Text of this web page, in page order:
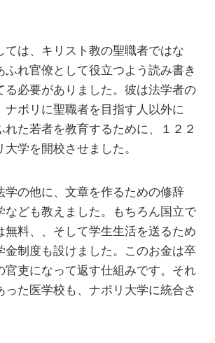
ては、キリスト教の聖職者ではな
ふれ官僚として役立つよう読み書き
る必要がありました。彼は法学者の
ナポリに聖職者を目指す人以外に
れた若者を教育するために、１２２
大学を開校させました。
学の他に、文章を作るための修辞
なども教えました。もちろん国立で
無料、、そして学生生活を送るため
金制度も設けました。このお金は卒
官吏になって返す仕組みです。それ
った医学校も、ナポリ大学に統合さ